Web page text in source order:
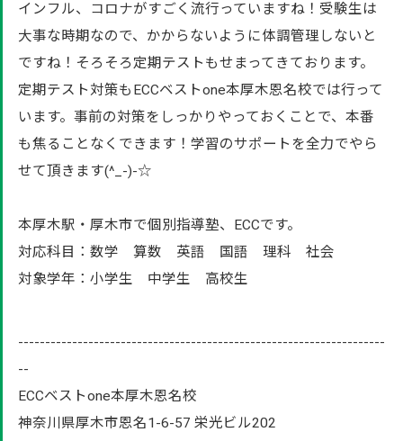
インフル、コロナがすごく流行っていますね！受験生は
大事な時期なので、かからないように体調管理しないと
ですね！そろそろ定期テストもせまってきております。
定期テスト対策もECCベストone本厚木恩名校では行って
います。事前の対策をしっかりやっておくことで、本番
も焦ることなくできます！学習のサポートを全力でやら
せて頂きます(^_-)-☆
本厚木駅・厚木市で個別指導塾、ECCです。
対応科目：数学 算数 英語 国語 理科 社会
対象学年：小学生 中学生 高校生
--------------------------------------------------------------------
--
ECCベストone本厚木恩名校
神奈川県厚木市恩名1-6-57 栄光ビル202